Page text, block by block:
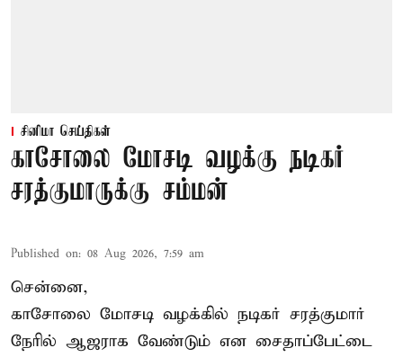
சினிமா செய்திகள்
காசோலை மோசடி வழக்கு நடிகர்
சரத்குமாருக்கு சம்மன்
Published on: 08 Aug 2026, 7:59 am
சென்னை,
காசோலை மோசடி வழக்கில் நடிகர் சரத்குமார்
நேரில் ஆஜராக வேண்டும் என சைதாப்பேட்டை